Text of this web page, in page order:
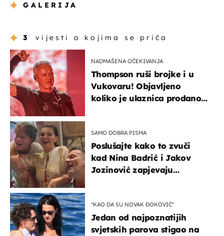
GALERIJA
3 vijesti o kojima se priča
NADMAŠENA OČEKIVANJA
Thompson ruši brojke i u
Vukovaru! Objavljeno
koliko je ulaznica prodano
SAMO DOBRA PISMA
Poslušajte kako to zvuči
kad Nina Badrić i Jakov
Jozinović zapjevaju
"KAO DA SU NOVAK ĐOKOVIĆ"
Jedan od najpoznatijih
svjetskih parova stigao na